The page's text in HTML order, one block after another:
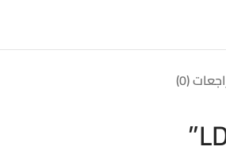
(0)